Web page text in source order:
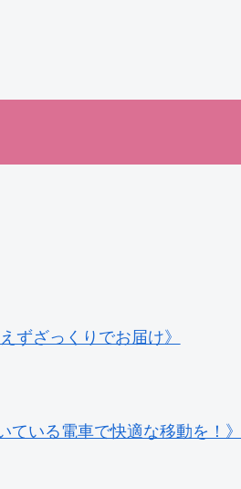
ざっくりでお届け》
いる電車で快適な移動を！》